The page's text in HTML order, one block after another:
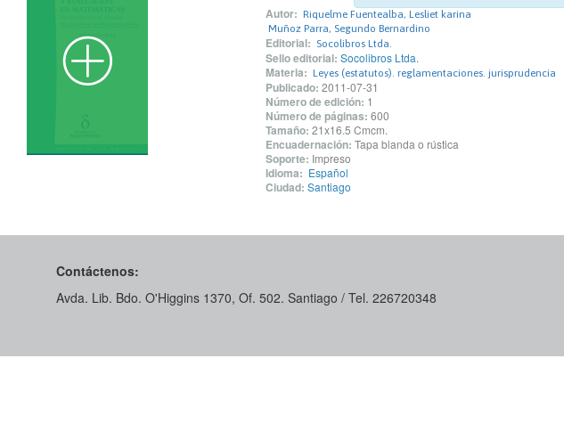
Autor: Riquelme Fuentealba, Lesliet karina
Muñoz Parra, Segundo Bernardino
Editorial: Socolibros Ltda.
Sello editorial: Socolibros Ltda.
Materia: Leyes (estatutos). reglamentaciones. jurisprudencia
Publicado: 2011-07-31
Número de edición: 1
Número de páginas: 600
Tamaño: 21x16.5 Cmcm.
Encuadernación: Tapa blanda o rústica
Soporte: Impreso
Idioma: Español
Ciudad: Santiago
Contáctenos:
Avda. Lib. Bdo. O'Higgins 1370, Of. 502. Santiago / Tel. 226720348